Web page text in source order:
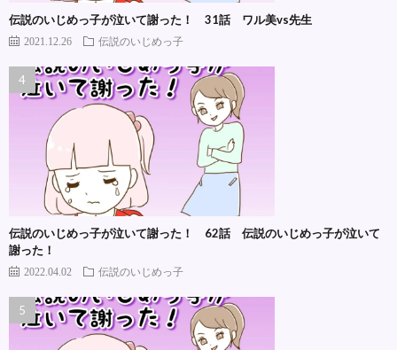
伝説のいじめっ子が泣いて謝った！ 31話 ワル美vs先生
2021.12.26 伝説のいじめっ子
伝説のいじめっ子が泣いて謝った！ 62話 伝説のいじめっ子が泣いて
謝った！
2022.04.02 伝説のいじめっ子